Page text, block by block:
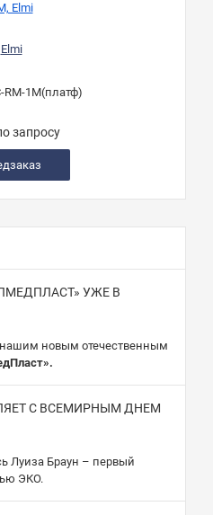
Elmi
Elmi
RM-1M(платф)
запросу
УЖЕ В
новым отечественным
С ВСЕМИРНЫМ ДНЕМ
Луиза Браун – первый
ЭКО.